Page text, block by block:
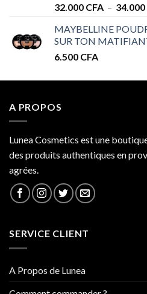
32.000 CFA – 34.000
MAYBELLINE
SUR TON
6.500 CFA
A PROPOS
Lunea Cosmetics est une
des produits authentiques en
agrées.
SERVICE CLIENT
A Propos de Lunea